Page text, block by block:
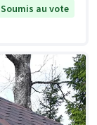
Soumis au vote